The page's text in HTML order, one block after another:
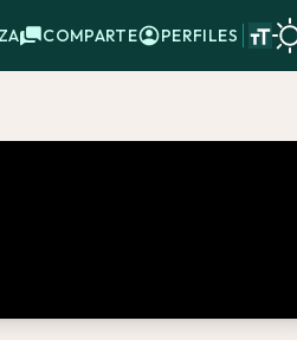
COMPARTE PERFILES